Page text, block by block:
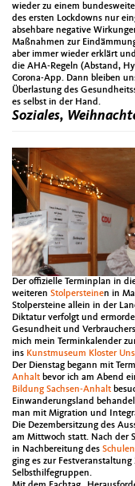
wieder zu einem
des ersten Lockdowns nur
absehbare negative
Maßnahmen zur
aber immer wieder erklärt
die AHA-Regeln (Abstand,
Corona-App. Dann bleiben
Überlastung des
es selbst in der Hand.
Soziales,
Der offizielle Terminplan in
weiteren Stolpersteinen in
Stolpersteine allein in der
Diktatur verfolgt und
Gesundheit und
mich mein Terminkalender
ins Kunstmuseum Kloster
Der Dienstag begann mit
Anhalt bevor ich am Abend
Bildung Sachsen-Anhalt
Einwanderungsland
man mit Migration und
Die Dezembersitzung des
am Mittwoch statt. Nach der
in Nachbereitung des
ging es zur
Selbsthilfegruppen.